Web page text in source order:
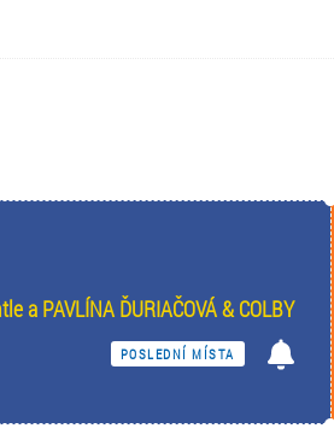
a PAVLÍNA ĎURIAČOVÁ & COLBY
POSLEDNÍ MÍSTA